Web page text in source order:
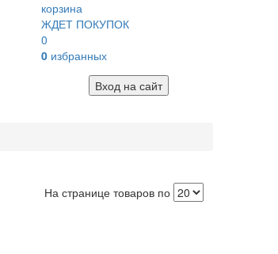
корзина
ЖДЕТ ПОКУПОК
0
0 избранных
Вход на сайт
На странице товаров по